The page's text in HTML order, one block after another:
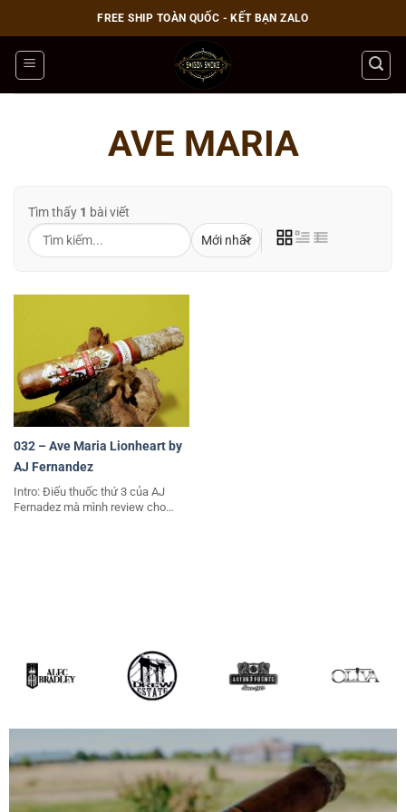
qua
nội
dung
FREE SHIP TOÀN QUỐC - KẾT BẠN ZALO
AVE MARIA
Tìm thấy 1 bài viết
032 – Ave Maria Lionheart by
AJ Fernandez
Intro: Điếu thuốc thứ 3 của AJ
Fernadez mà mình review cho…